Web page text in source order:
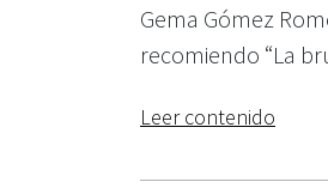
Gema Gómez
recomiendo “La
Leer contenido